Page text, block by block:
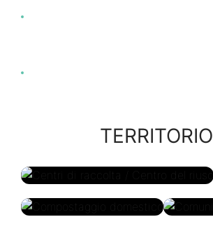
TERRITORIO
Centri di raccolta / Centro
del riuso